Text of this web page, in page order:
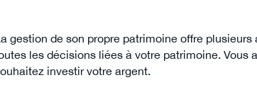
gestion de son propre patrimoine offre
les décisions liées à votre patrimoine.
investir votre argent.